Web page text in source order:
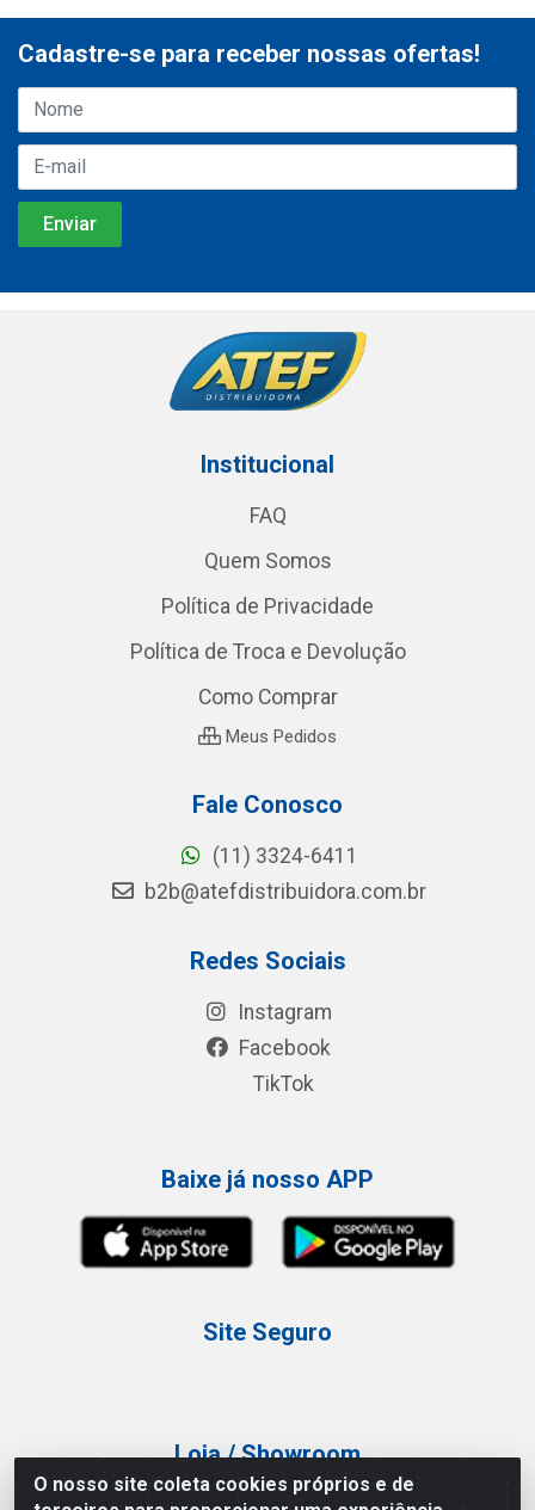
O nosso site coleta cookies próprios e de
Cadastre-se para receber nossas ofertas!
Institucional
FAQ
Quem Somos
Política de Privacidade
Política de Troca e Devolução
Como Comprar
Meus Pedidos
Fale Conosco
(11) 3324-6411
b2b@atefdistribuidora.com.br
Redes Sociais
Instagram
Facebook
TikTok
Baixe já nosso APP
Site Seguro
Loja / Showroom
Tel.: (11) 3227-0546